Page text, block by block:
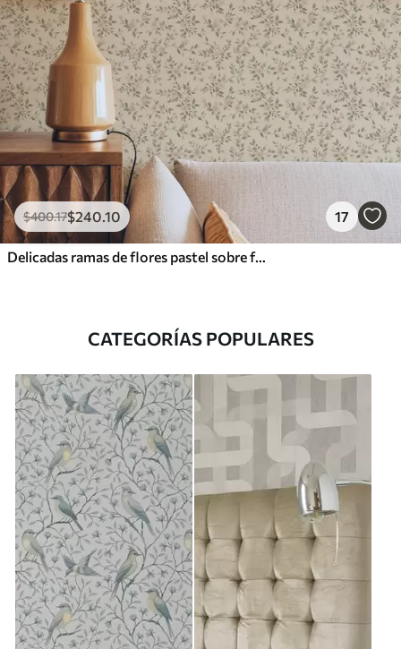
$400.17$240.10 17
Delicadas ramas de flores pastel sobre fondo beige
CATEGORÍAS POPULARES